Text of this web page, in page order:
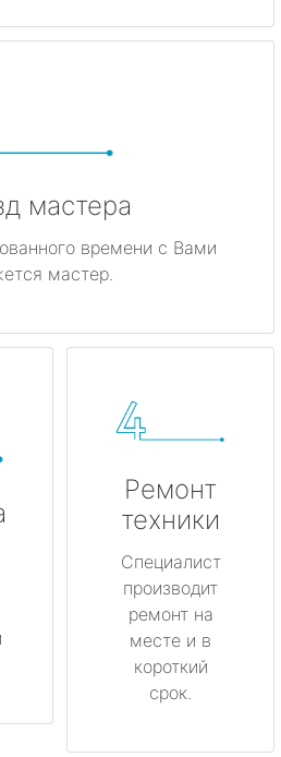
мастера
времени с Вами
мастер.
Ремонт
техники
Специалист
производит
ремонт на
месте и в
короткий
срок.